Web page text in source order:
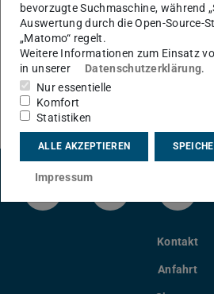
KONTAKT
LinkedIn-Seite der TU
Instagram-
Kontakt
Anfahrt
bevorzugte Suchmaschine, während
Auswertung durch die Open-Source-
„Matomo“ regelt.
Weitere Informationen zum Einsatz
in unserer
Datenschutzerklärung.
Nur essentielle
Komfort
Statistiken
ALLE AKZEPTIEREN
Impressum